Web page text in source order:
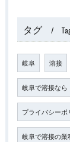
タグ
岐阜 溶接
岐阜で溶接なら
プライバシーポ
岐阜で溶接の業